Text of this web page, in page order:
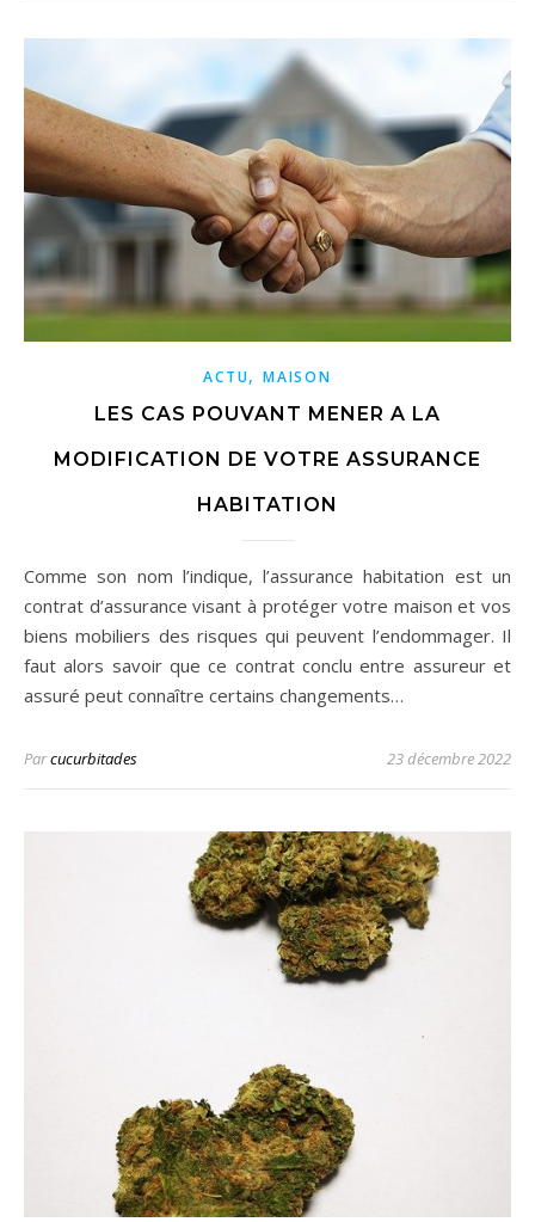
ACTU,MAISON
LES CAS POUVANT MENER A LA
MODIFICATION DE VOTRE ASSURANCE
HABITATION
Comme son nom l’indique, l’assurance habitation est un
contrat d’assurance visant à protéger votre maison et vos
biens mobiliers des risques qui peuvent l’endommager. Il
faut alors savoir que ce contrat conclu entre assureur et
assuré peut connaître certains changements…
Parcucurbitades 23 décembre 2022